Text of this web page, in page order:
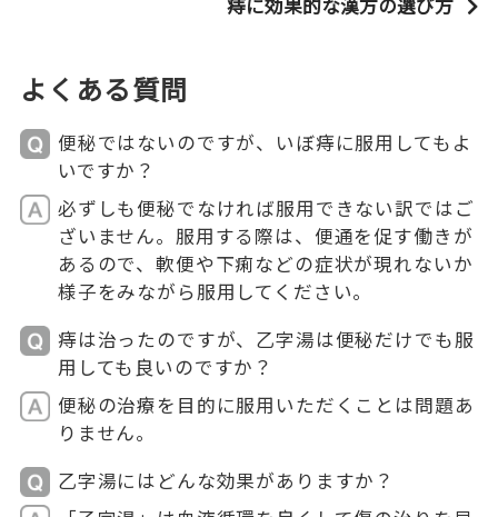
よくある質問
便秘ではないのですが、いぼ痔に服用してもよ
いですか？
必ずしも便秘でなければ服用できない訳ではご
ざいません。服用する際は、便通を促す働きが
あるので、軟便や下痢などの症状が現れないか
様子をみながら服用してください。
痔は治ったのですが、乙字湯は便秘だけでも服
用しても良いのですか？
便秘の治療を目的に服用いただくことは問題あ
りません。
乙字湯にはどんな効果がありますか？